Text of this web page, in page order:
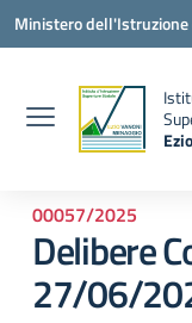
Vai ai contenuti
Vai al menu di
Vai al footer
Ministero
00057/2025
Delibere
27/06/